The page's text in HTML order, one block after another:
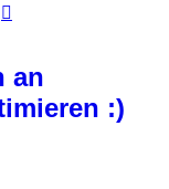
an
:)